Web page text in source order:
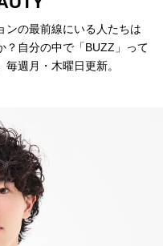
ンの最前線にいる人たちは
？自分の中で「BUZZ」って
週月・木曜日更新。